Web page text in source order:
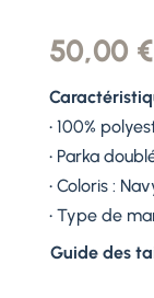
50,00 €
• 100%
• Parka
• Coloris :
• Type de